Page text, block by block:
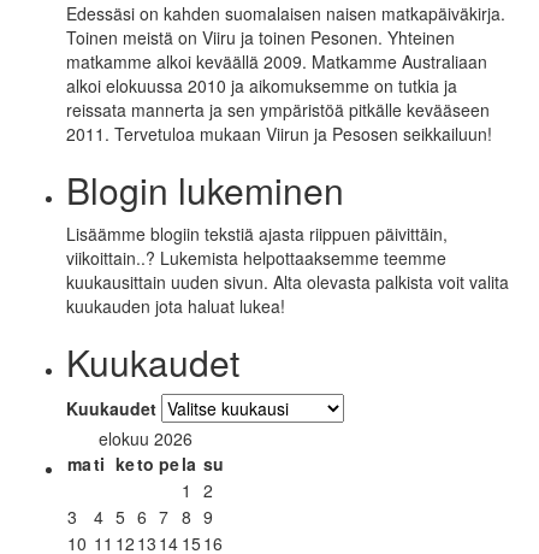
Edessäsi on kahden suomalaisen naisen matkapäiväkirja.
Toinen meistä on Viiru ja toinen Pesonen. Yhteinen
matkamme alkoi keväällä 2009. Matkamme Australiaan
alkoi elokuussa 2010 ja aikomuksemme on tutkia ja
reissata mannerta ja sen ympäristöä pitkälle kevääseen
2011. Tervetuloa mukaan Viirun ja Pesosen seikkailuun!
Blogin lukeminen
Lisäämme blogiin tekstiä ajasta riippuen päivittäin,
viikoittain..? Lukemista helpottaaksemme teemme
kuukausittain uuden sivun. Alta olevasta palkista voit valita
kuukauden jota haluat lukea!
Kuukaudet
Kuukaudet
elokuu 2026
mati keto pela su
1
2
3
4 5 6 7 8 9
10 11 12 13 14 1516